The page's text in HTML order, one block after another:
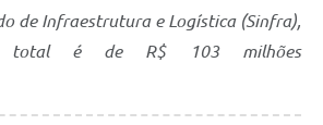
de Infraestrutura e Logística (Sinfra),
total é de R$ 103 milhões